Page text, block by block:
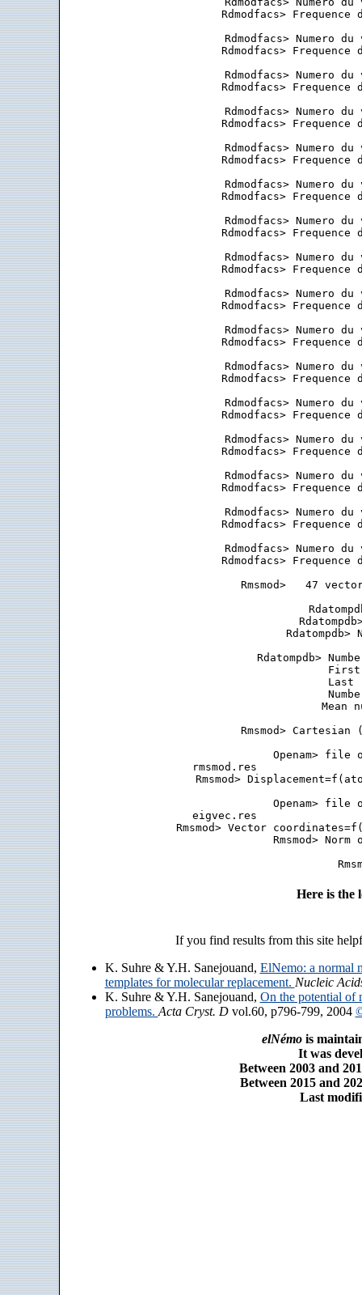
Rdmodfacs>
Rdmodfacs> Numero
Rdmodfacs>
Rdmodfacs> Numero
Rdmodfacs>
Rdmodfacs> Numero
Rdmodfacs>
Rdmodfacs> Numero
Rdmodfacs>
Rdmodfacs> Numero
Rdmodfacs>
Rdmodfacs> Numero
Rdmodfacs>
Rdmodfacs> Numero
Rdmodfacs>
Rdmodfacs> Numero
Rdmodfacs>
Rdmodfacs> Numero
Rdmodfacs>
Rdmodfacs> Numero
Rdmodfacs>
Rdmodfacs> Numero
Rdmodfacs>
Rdmodfacs> Numero
Rdmodfacs>
Rdmodfacs> Numero
Rdmodfacs>
Rdmodfacs> Numero
Rdmodfacs>
Rdmodfacs> Numero
Rdmodfacs>
Rmsmod>   47
Rdatompdb>
Last
Mean
Rmsmod>
Openam>
Rmsmod>
Openam>
Rmsmod> Vector
Rmsmod>
Here is the
If you find results from this site
K. Suhre & Y.H. Sanejouand, ElNemo: a normal
templates for molecular replacement. Nucleic
K. Suhre & Y.H. Sanejouand, On the potential of
problems.Acta Cryst. Dvol.60, p796-799, 2004
elNémois
It was
Between 2003 and
Between 2015 and
Last